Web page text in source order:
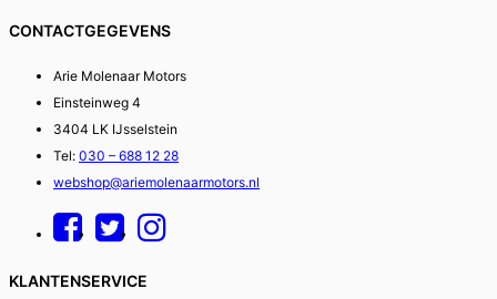
CONTACTGEGEVENS
Arie Molenaar Motors
Einsteinweg 4
3404 LK IJsselstein
Tel: 030 – 688 12 28
webshop@ariemolenaarmotors.nl
KLANTENSERVICE